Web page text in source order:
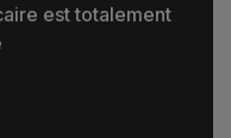
est totalement